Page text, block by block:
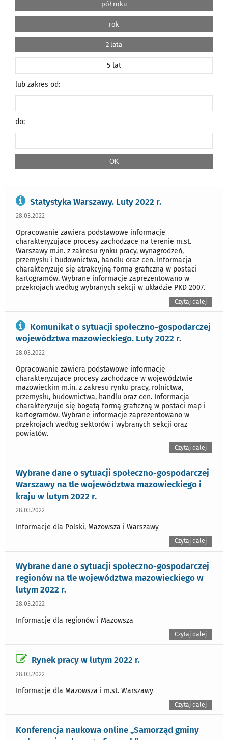
pół roku
rok
2 lata
5 lat
lub zakres od:
do:
Statystyka Warszawy. Luty 2022 r.
28.03.2022
Opracowanie zawiera podstawowe informacje
charakteryzujące procesy zachodzące na terenie m.st.
Warszawy m.in. z zakresu rynku pracy, wynagrodzeń,
przemysłu i budownictwa, handlu oraz cen. Informacja
charakteryzuje się atrakcyjną formą graficzną w postaci
kartogramów. Wybrane informacje zaprezentowano w
przekrojach według wybranych sekcji w układzie PKD 2007.
Czytaj dalej
Komunikat o sytuacji społeczno-gospodarczej
województwa mazowieckiego. Luty 2022 r.
28.03.2022
Opracowanie zawiera podstawowe informacje
charakteryzujące procesy zachodzące w województwie
mazowieckim m.in. z zakresu rynku pracy, rolnictwa,
przemysłu, budownictwa, handlu oraz cen. Informacja
charakteryzuje się bogatą formą graficzną w postaci map i
kartogramów. Wybrane informacje zaprezentowano w
przekrojach według sektorów i wybranych sekcji oraz
powiatów.
Czytaj dalej
Wybrane dane o sytuacji społeczno-gospodarczej
Warszawy na tle województwa mazowieckiego i
kraju w lutym 2022 r.
28.03.2022
Informacje dla Polski, Mazowsza i Warszawy
Czytaj dalej
Wybrane dane o sytuacji społeczno-gospodarczej
regionów na tle województwa mazowieckiego w
lutym 2022 r.
28.03.2022
Informacje dla regionów i Mazowsza
Czytaj dalej
Rynek pracy w lutym 2022 r.
28.03.2022
Informacje dla Mazowsza i m.st. Warszawy
Czytaj dalej
Konferencja naukowa online „Samorząd gminy